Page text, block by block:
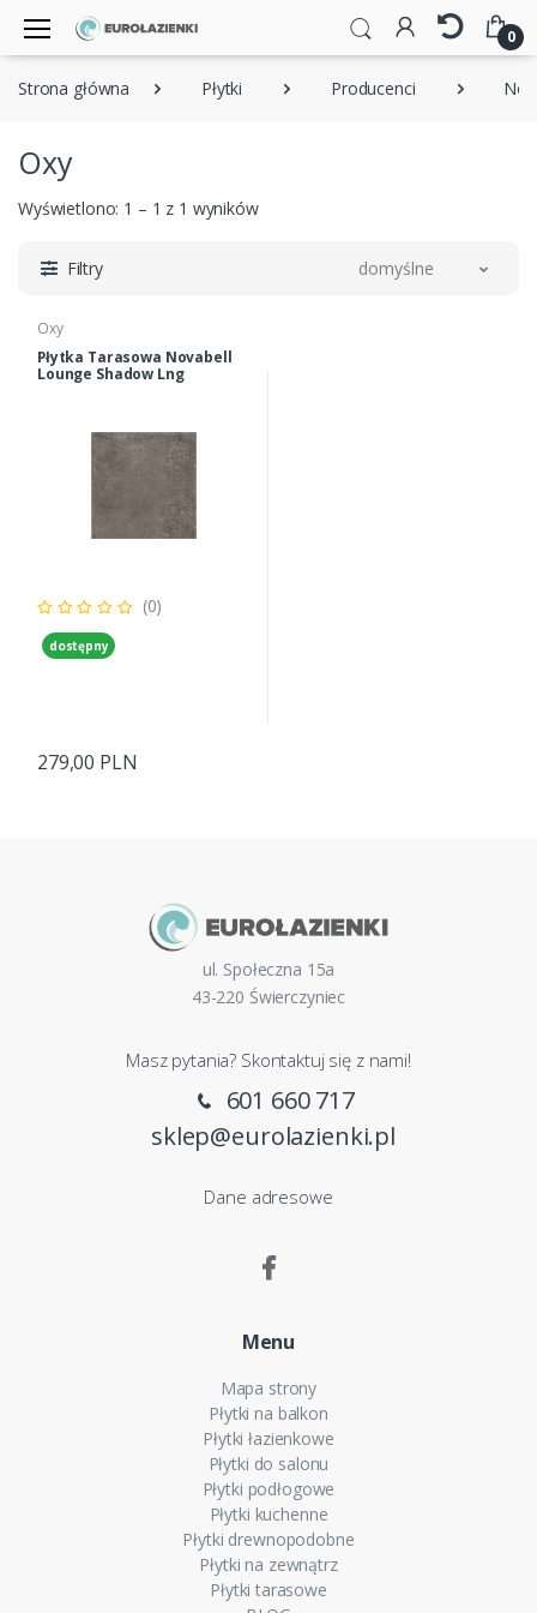
0
Strona główna Płytki Producenci
Oxy
Wyświetlono: 1 – 1 z 1 wyników
Filtry domyślne
Oxy
Płytka Tarasowa Novabell
Lounge Shadow Lng
(0)
dostępny
279,00 PLN
ul. Społeczna 15a
43-220 Świerczyniec
Masz pytania? Skontaktuj się z nami!
601 660 717
sklep@eurolazienki.pl
Dane adresowe
Menu
Mapa strony
Płytki na balkon
Płytki łazienkowe
Płytki do salonu
Płytki podłogowe
Płytki kuchenne
Płytki drewnopodobne
Płytki na zewnątrz
Płytki tarasowe